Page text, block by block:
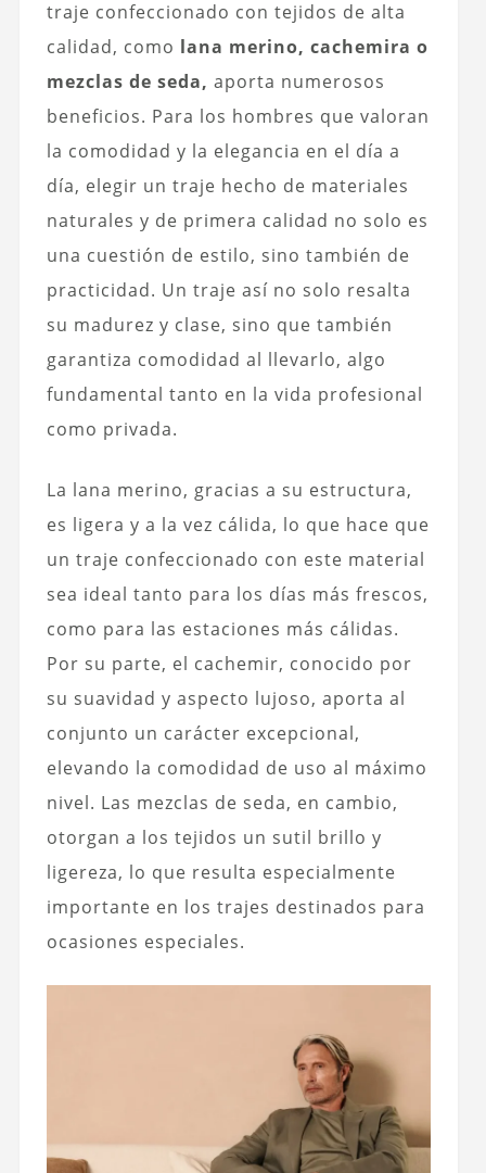
traje confeccionado con tejidos de alta
calidad, como lana merino, cachemira o
mezclas de seda, aporta numerosos
beneficios. Para los hombres que valoran
la comodidad y la elegancia en el día a
día, elegir un traje hecho de materiales
naturales y de primera calidad no solo es
una cuestión de estilo, sino también de
practicidad. Un traje así no solo resalta
su madurez y clase, sino que también
garantiza comodidad al llevarlo, algo
fundamental tanto en la vida profesional
como privada.
La lana merino, gracias a su estructura,
es ligera y a la vez cálida, lo que hace que
un traje confeccionado con este material
sea ideal tanto para los días más frescos,
como para las estaciones más cálidas.
Por su parte, el cachemir, conocido por
su suavidad y aspecto lujoso, aporta al
conjunto un carácter excepcional,
elevando la comodidad de uso al máximo
nivel. Las mezclas de seda, en cambio,
otorgan a los tejidos un sutil brillo y
ligereza, lo que resulta especialmente
importante en los trajes destinados para
ocasiones especiales.